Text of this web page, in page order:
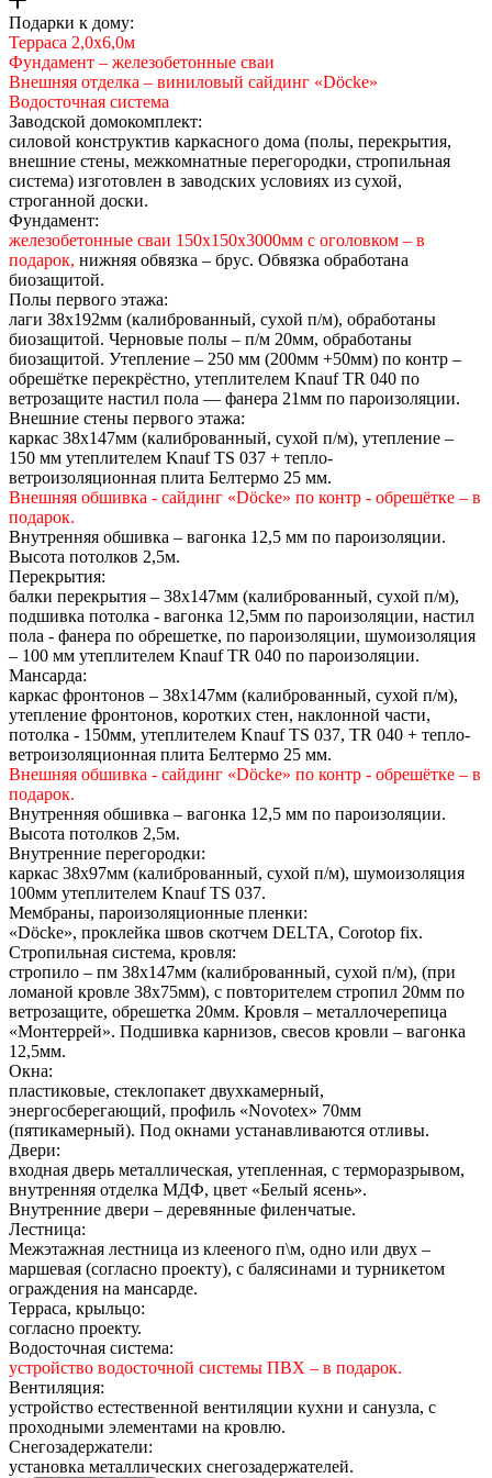
Подарки к дому:
Терраса 2,0х6,0м
Фундамент – железобетонные сваи
Внешняя отделка – виниловый сайдинг «Döcke»
Водосточная система
Заводской домокомплект:
силовой конструктив каркасного дома (полы, перекрытия,
внешние стены, межкомнатные перегородки, стропильная
система) изготовлен в заводских условиях из сухой,
строганной доски.
Фундамент:
железобетонные сваи 150х150х3000мм с оголовком – в
подарок, нижняя обвязка – брус. Обвязка обработана
биозащитой.
Полы первого этажа:
лаги 38х192мм (калиброванный, сухой п/м), обработаны
биозащитой. Черновые полы – п/м 20мм, обработаны
биозащитой. Утепление – 250 мм (200мм +50мм) по контр –
обрешётке перекрёстно, утеплителем Knauf TR 040 по
ветрозащите настил пола — фанера 21мм по пароизоляции.
Внешние стены первого этажа:
каркас 38х147мм (калиброванный, сухой п/м), утепление –
150 мм утеплителем Knauf TS 037 + тепло-
ветроизоляционная плита Белтермо 25 мм.
Внешняя обшивка - сайдинг «Döcke» по контр - обрешётке – в
подарок.
Внутренняя обшивка – вагонка 12,5 мм по пароизоляции.
Высота потолков 2,5м.
Перекрытия:
балки перекрытия – 38х147мм (калиброванный, сухой п/м),
подшивка потолка - вагонка 12,5мм по пароизоляции, настил
пола - фанера по обрешетке, по пароизоляции, шумоизоляция
– 100 мм утеплителем Knauf TR 040 по пароизоляции.
Мансарда:
каркас фронтонов – 38х147мм (калиброванный, сухой п/м),
утепление фронтонов, коротких стен, наклонной части,
потолка - 150мм, утеплителем Knauf TS 037, TR 040 + тепло-
ветроизоляционная плита Белтермо 25 мм.
Внешняя обшивка - сайдинг «Döcke» по контр - обрешётке – в
подарок.
Внутренняя обшивка – вагонка 12,5 мм по пароизоляции.
Высота потолков 2,5м.
Внутренние перегородки:
каркас 38х97мм (калиброванный, сухой п/м), шумоизоляция
100мм утеплителем Knauf TS 037.
Мембраны, пароизоляционные пленки:
«Döcke», проклейка швов скотчем DELTA, Сorotop fix.
Стропильная система, кровля:
стропило – пм 38х147мм (калиброванный, сухой п/м), (при
ломаной кровле 38х75мм), с повторителем стропил 20мм по
ветрозащите, обрешетка 20мм. Кровля – металлочерепица
«Монтеррей». Подшивка карнизов, свесов кровли – вагонка
12,5мм.
Окна:
пластиковые, стеклопакет двухкамерный,
энергосберегающий, профиль «Novotex» 70мм
(пятикамерный). Под окнами устанавливаются отливы.
Двери:
входная дверь металлическая, утепленная, с терморазрывом,
внутренняя отделка МДФ, цвет «Белый ясень».
Внутренние двери – деревянные филенчатые.
Лестница:
Межэтажная лестница из клееного п\м, одно или двух –
маршевая (согласно проекту), с балясинами и турникетом
ограждения на мансарде.
Терраса, крыльцо:
согласно проекту.
Водосточная система:
устройство водосточной системы ПВХ – в подарок.
Вентиляция:
устройство естественной вентиляции кухни и санузла, с
проходными элементами на кровлю.
Снегозадержатели:
установка металлических снегозадержателей.